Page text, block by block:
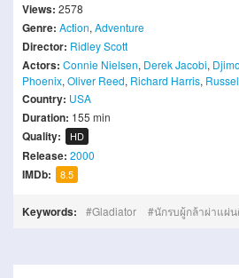
Views: 2578
Genre: Action, Adventure
Director: Ridley Scott
Actors: Connie Nielsen, Derek Jacobi,
Phoenix, Oliver Reed, Richard Harris,
Country: USA
Duration: 155 min
Quality: HD
Release: 2000
IMDb: 8.5
Keywords: Gladiator นักรบผู้กล้าผ่าแผ่